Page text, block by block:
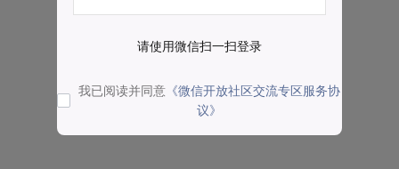
请使用微信扫一扫登录
我已阅读并同意 《微信开放社区交流专区服务协
议》